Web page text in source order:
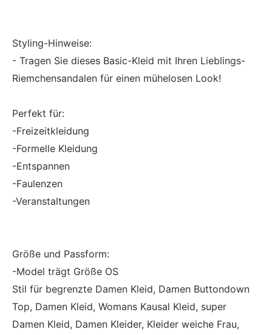
Styling-Hinweise:
- Tragen Sie dieses Basic-Kleid mit Ihren Lieblings-
Riemchensandalen für einen mühelosen Look!
Perfekt für:
-Freizeitkleidung
-Formelle Kleidung
-Entspannen
-Faulenzen
-Veranstaltungen
Größe und Passform:
-Model trägt Größe OS
Stil für begrenzte Damen Kleid, Damen Buttondown
Top, Damen Kleid, Womans Kausal Kleid, super
Damen Kleid, Damen Kleider, Kleider weiche Frau,